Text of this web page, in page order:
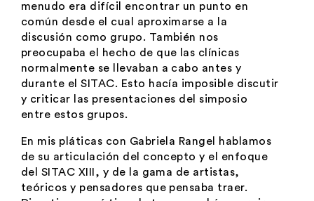
menudo era difícil encontrar un punto en
común desde el cual aproximarse a la
discusión como grupo. También nos
preocupaba el hecho de que las clínicas
normalmente se llevaban a cabo antes y
durante el SITAC. Esto hacía imposible discutir
y criticar las presentaciones del simposio
entre estos grupos.
En mis pláticas con Gabriela Rangel hablamos
de su articulación del concepto y el enfoque
del SITAC XIII, y de la gama de artistas,
teóricos y pensadores que pensaba traer.